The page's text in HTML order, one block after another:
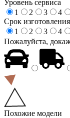
Уровень сервиса
1
2 3 4
Срок изготовления
1
2 3 4
Пожалуйста,
Похожие модели